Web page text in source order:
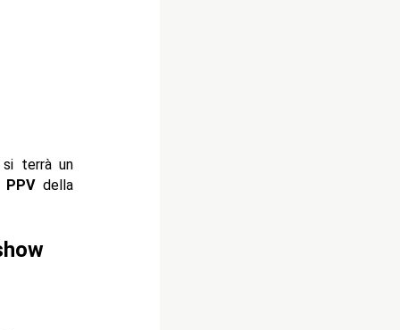
terrà un
PPVdella